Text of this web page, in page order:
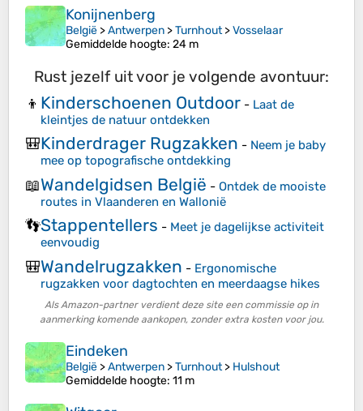
Konijnenberg
België >Antwerpen >Turnhout>Vosselaar
Gemiddelde hoogte: 24 m
Rust jezelf uit voor je volgende avontuur:
👦 Kinderschoenen Outdoor - Laat de
kleintjes de natuur ontdekken
🎒Kinderdrager Rugzakken - Neem je baby
mee op topografische ontdekking
📖Wandelgidsen België - Ontdek de mooiste
routes in Vlaanderen en Wallonië
👣Stappentellers - Meet je dagelijkse activiteit
eenvoudig
🎒Wandelrugzakken - Ergonomische
rugzakken voor dagtochten en meerdaagse hikes
Als Amazon-partner verdient deze site een commissie op in
aanmerking komende aankopen, zonder extra kosten voor jou.
Eindeken
België >Antwerpen >Turnhout> Hulshout
Gemiddelde hoogte: 11 m